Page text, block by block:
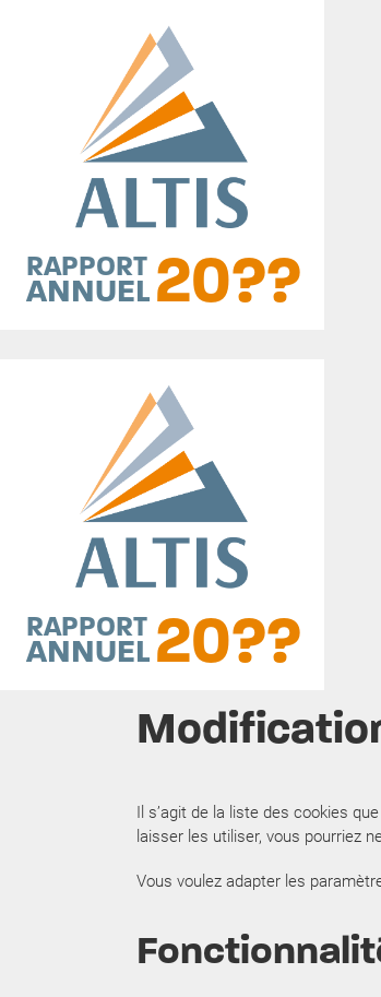
20??
RAPPORT
ANNUEL
20??
RAPPORT
ANNUEL
Il s’agit de la liste des cookies
laisser les utiliser, vous pourriez
Vous voulez adapter les